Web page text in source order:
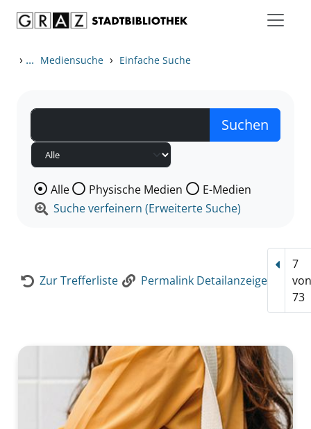
› ... Mediensuche › Einfache Suche
Wählen Sie die Medienart nach der Sie suchen wollen.
Alle Physische Medien
E-Medien
Suche verfeinern (Erweiterte Suche)
Zur Trefferliste Permalink Detailanzeige
7
73